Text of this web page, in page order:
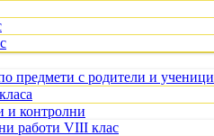
предмети с родители и ученици
и контролни
работи VIII клас